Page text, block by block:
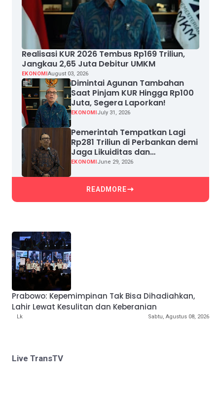
Realisasi KUR 2026 Tembus Rp169 Triliun,
Jangkau 2,65 Juta Debitur UMKM
EKONOMIAugust 03, 2026
Dimintai Agunan Tambahan
Saat Pinjam KUR Hingga Rp100
Juta, Segera Laporkan!
EKONOMIJuly 31, 2026
Pemerintah Tempatkan Lagi
Rp281 Triliun di Perbankan demi
Jaga Likuiditas dan
Pertumbuhan Kredit
EKONOMIJune 29, 2026
READMORE
Prabowo: Kepemimpinan Tak Bisa Dihadiahkan,
Lahir Lewat Kesulitan dan Keberanian
Lk Sabtu, Agustus 08, 2026
Live TransTV